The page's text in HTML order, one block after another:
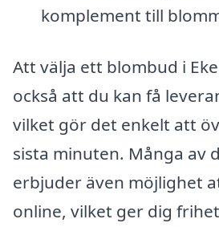
komplement till
Att välja ett blombud i
också att du kan få
vilket gör det enkelt att
sista minuten. Många av
erbjuder även möjlighet
online, vilket ger dig